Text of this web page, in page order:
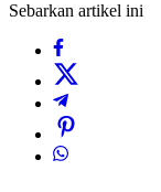
Sebarkan artikel ini